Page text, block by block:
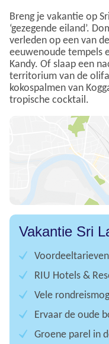
Breng je vakantie op
‘gezegende eiland’.
verleden op een van
eeuwenoude tempels
Kandy. Of slaap een
territorium van de
kokospalmen van
tropische cocktail.
Vakantie Sri
RIU Hotels &
Vele
Ervaar de oude
Groene parel in